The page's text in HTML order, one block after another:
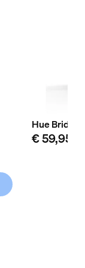
Hue Bridge
€ 59,95